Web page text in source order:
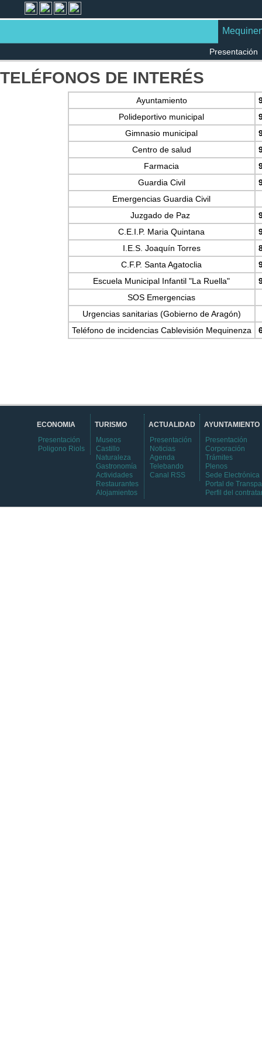
Presentación
TELÉFONOS DE INTERÉS
Ayuntamiento
Polideportivo municipal
Gimnasio municipal
Centro de salud
Farmacia
Guardia Civil
Emergencias Guardia Civil
Juzgado de Paz
C.E.I.P. Maria Quintana
I.E.S. Joaquín Torres
C.F.P. Santa Agatoclia
Escuela Municipal Infantil "La Ruella"
SOS Emergencias
Urgencias sanitarias (Gobierno de Aragón)
Teléfono de incidencias Cablevisión Mequinenza
AYUNTAMIENTO
Presentación
Corporación
Trámites
Plenos
Sede Electrónica
Portal de
Perfil del
ACTUALIDAD
Presentación
Noticias
Agenda
Telebando
Canal RSS
TURISMO
Museos
Castillo
Naturaleza
Gastronomía
Actividades
Restaurantes
Alojamientos
ECONOMIA
Presentación
Poligono Riols